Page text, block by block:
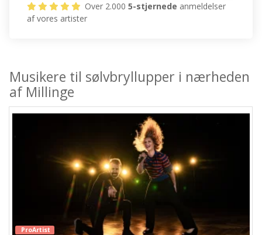
Over 2.0005-stjernede anmeldelser
af vores artister
Musikere til sølvbryllupper i nærheden
af Millinge
ProArtist